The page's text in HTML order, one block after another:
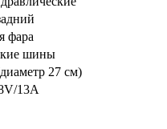
фара
шины
27 см)
13A